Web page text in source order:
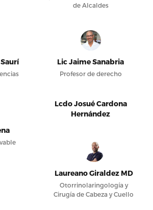
de Alcaldes
Lic Jaime Sanabria
Profesor de derecho
Lcdo Josué Cardona
Hernández
Laureano Giraldez MD
Otorrinolaringología y
Cirugía de Cabeza y Cuello